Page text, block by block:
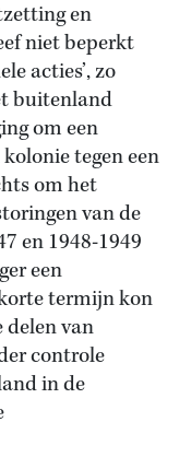
en
niet beperkt
acties’, zo
buitenland
om een
tegen een
om het
van de
en 1948-1949
een
termijn kon
delen van
controle
in de